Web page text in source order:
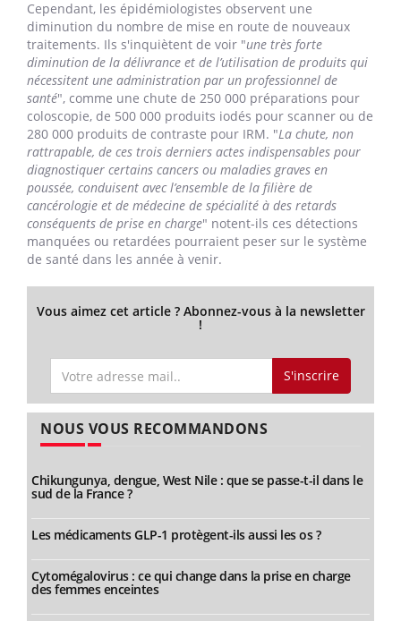
Cependant, les épidémiologistes observent une
diminution du nombre de mise en route de nouveaux
traitements. Ils s'inquiètent de voir "une très forte
diminution de la délivrance et de l’utilisation de produits qui
nécessitent une administration par un professionnel de
santé", comme une chute de 250 000 préparations pour
coloscopie, de 500 000 produits iodés pour scanner ou de
280 000 produits de contraste pour IRM. "La chute, non
rattrapable, de ces trois derniers actes indispensables pour
diagnostiquer certains cancers ou maladies graves en
poussée, conduisent avec l’ensemble de la filière de
cancérologie et de médecine de spécialité à des retards
conséquents de prise en charge" notent-ils ces détections
manquées ou retardées pourraient peser sur le système
de santé dans les année à venir.
Vous aimez cet article ? Abonnez-vous à la newsletter
!
S'inscrire
NOUS VOUS RECOMMANDONS
Chikungunya, dengue, West Nile : que se passe-t-il dans le
sud de la France ?
Les médicaments GLP-1 protègent-ils aussi les os ?
Cytomégalovirus : ce qui change dans la prise en charge
des femmes enceintes